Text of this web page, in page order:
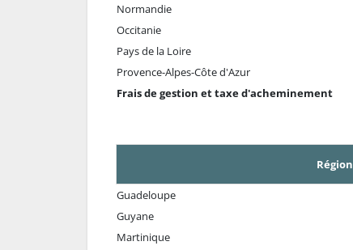
Normandie
Occitanie
Pays de la Loire
Provence-Alpes-Côte d'Azur
Frais de gestion et taxe d'acheminement
Région
Guadeloupe
Guyane
Martinique